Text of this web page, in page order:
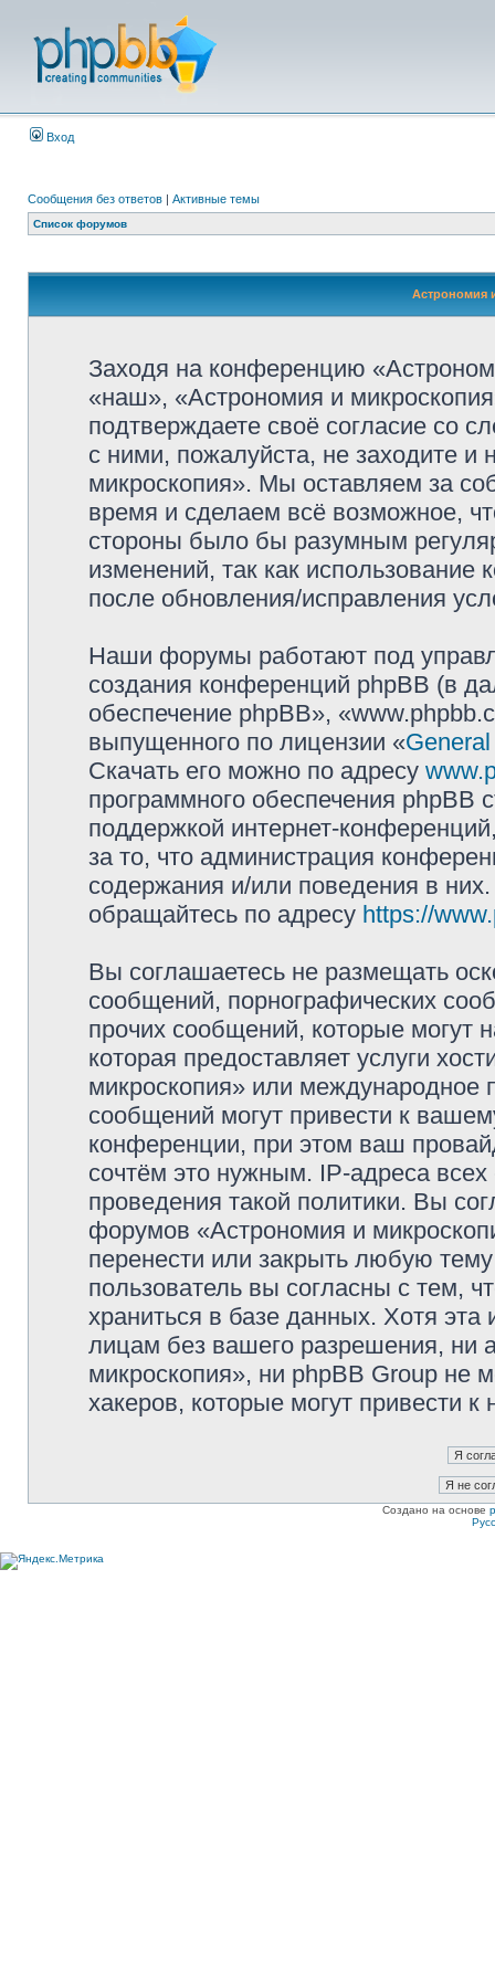
Вход
Сообщения без ответов | Активные темы
Список форумов
Астрономия
Заходя на конференцию
«наш», «Астрономия и
подтверждаете своё согласие со
с ними, пожалуйста, не заходите
микроскопия». Мы оставляем за
время и сделаем всё возможное,
стороны было бы разумным
изменений, так как
после обновления/исправления
Наши форумы работают под
создания конференций phpBB (в
обеспечение phpBB»,
выпущенного по лицензии «
Скачать его можно по адресу
программного обеспечения phpBB
поддержкой интернет-
за то, что администрация
содержания и/или поведения в
обращайтесь по адресу https://
Вы соглашаетесь не размещать
сообщений, порнографических
прочих сообщений, которые могут
которая предоставляет услуги
микроскопия» или международное
сообщений могут привести к
конференции, при этом ваш
сочтём это нужным. IP-адреса
проведения такой политики. Вы
форумов «Астрономия и
перенести или закрыть любую
пользователь вы согласны с тем,
храниться в базе данных. Хотя
лицам без вашего разрешения, ни
микроскопия», ни phpBB Group не
хакеров, которые могут привести
Создано на основе